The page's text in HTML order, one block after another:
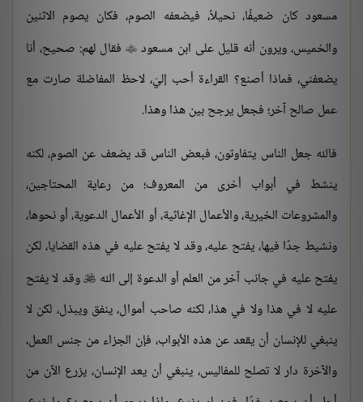
مسعود كان ضعيفًا، نحيلاً، فيضعفه الصوم، فكان يصوم الاثنين
والخميس، ويرون أنه قليل على ابن مسعود فقال لهم: صحيح، أنا
يضعفني، فماذا أصنع؟ القراءة أحب إليّ، لاحظ المفاضلة صارت مع
عمل صالح آخر؛ فجعل يرجح بين هذا وهذا.
فالله جعل الناس يتفاوتون، فبعض الناس قد يضعف عن الصوم، لكنه
ينشط في أبواب أخرى من المعروف؛ من رعاية المحتاجين،
والمشروعات الخيرية، والأعمال الإغاثية، أو الأعمال الدعوية، أو نحوها،
ونشيط جدًا فيها، يفتح عليه، وقد لا يفتح عليه في هذه القضايا، لكن
يفتح عليه في جانب آخر من العلم أو الدعوة إلى الله وقد لا يفتح
عليه لا في هذا ولا في هذا، لكنه صاحب أموال، ينفق ويبذل، لكن لا
ينبغي للإنسان أن يقعد عن هذه الأبواب، فإن الجزاء من جنس العمل،
والآخرة دار لا تصلح للمفاليس، ينبغي أن يعد الإنسان، يزرع الآن من